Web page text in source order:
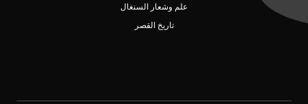
علم وشعار السنغال
تاريخ القصر